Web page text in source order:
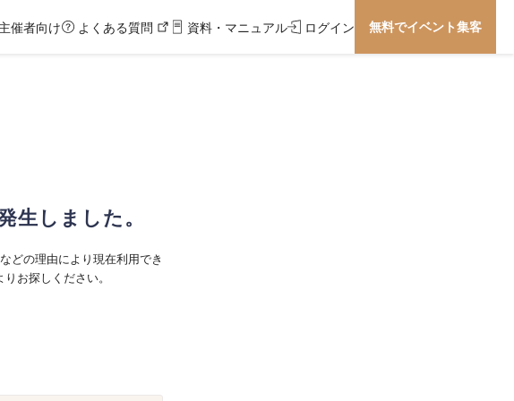
催者向け よくある質問 資料・マニュアル ログイン 無料でイベント集客
生しました。
どの理由により現在利用でき
お探しください。